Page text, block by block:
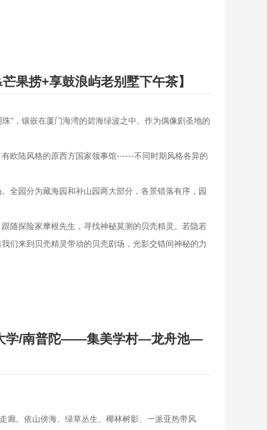
果捞+享鼓浪屿老别墅下午茶】
”，镶嵌在厦门海湾的碧海绿波之中。作为偶像剧圣地的
欧陆风格的原西方国家领事馆------不同时期风格各异的
全园分为藏海园和补山园两大部分，各景错落有序，园
随探险家摩根先生，寻找神秘莫测的贝壳精灵。若隐若
们来到贝壳精灵带动的贝壳剧场，光影交错间神秘的力
学/南普陀——集美学村—龙舟池—
廊。依山傍海、绿草丛生、椰林树影、一派亚热带风